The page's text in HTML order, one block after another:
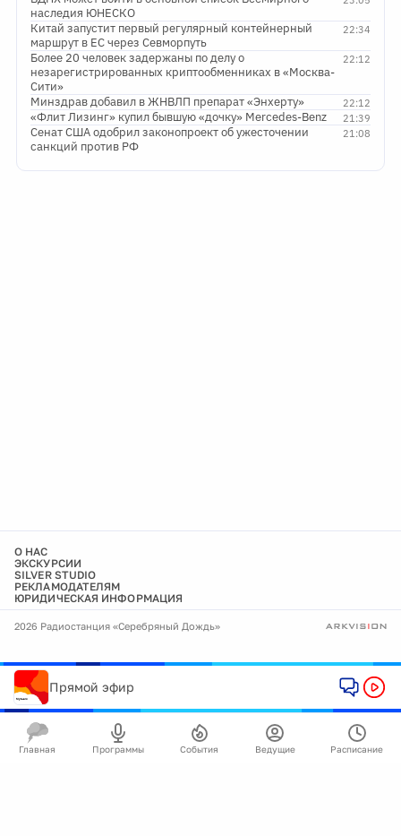
наследия ЮНЕСКО
22:34
Китай запустит первый регулярный контейнерный
маршрут в ЕС через Севморпуть
22:12
Более 20 человек задержаны по делу о
незарегистрированных криптообменниках в «Москва-
Сити»
22:12
Минздрав добавил в ЖНВЛП препарат «Энхерту»
21:39
«Флит Лизинг» купил бывшую «дочку» Mercedes-Benz
21:08
Сенат США одобрил законопроект об ужесточении
санкций против РФ
О НАС
ЭКСКУРСИИ
SILVER STUDIO
РЕКЛАМОДАТЕЛЯМ
ЮРИДИЧЕСКАЯ ИНФОРМАЦИЯ
2026 Радиостанция «Серебряный Дождь»
Прямой эфир
Главная Программы События Ведущие Расписание